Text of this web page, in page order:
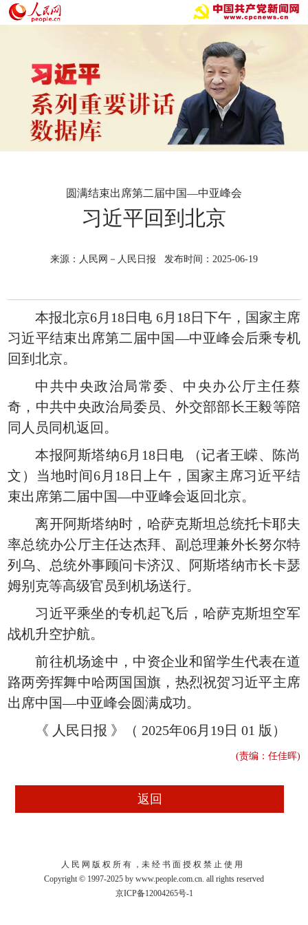
圆满结束出席第二届中国—中亚峰会
习近平回到北京
来源：人民网－人民日报 发布时间：2025-06-19
本报北京6月18日电 6月18日下午，国家主席
习近平结束出席第二届中国—中亚峰会后乘专机
回到北京。
中共中央政治局常委、中央办公厅主任蔡
奇，中共中央政治局委员、外交部部长王毅等陪
同人员同机返回。
本报阿斯塔纳6月18日电 （记者王嵘、陈尚
文）当地时间6月18日上午，国家主席习近平结
束出席第二届中国—中亚峰会返回北京。
离开阿斯塔纳时，哈萨克斯坦总统托卡耶夫
率总统办公厅主任达杰拜、副总理兼外长努尔特
列乌、总统外事顾问卡济汉、阿斯塔纳市长卡瑟
姆别克等高级官员到机场送行。
习近平乘坐的专机起飞后，哈萨克斯坦空军
战机升空护航。
前往机场途中，中资企业和留学生代表在道
路两旁挥舞中哈两国国旗，热烈祝贺习近平主席
出席中国—中亚峰会圆满成功。
《 人民日报 》（ 2025年06月19日 01 版）
(责编：任佳晖)
人 民 网 版 权 所 有 ，未 经 书 面 授 权 禁 止 使 用
Copyright © 1997-2025 by www.people.com.cn. all rights reserved
京ICP备12004265号-1